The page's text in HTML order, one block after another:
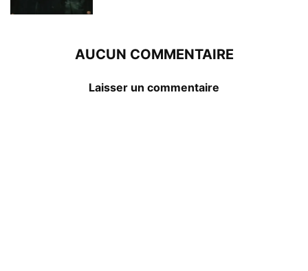
AUCUN COMMENTAIRE
Laisser un commentaire